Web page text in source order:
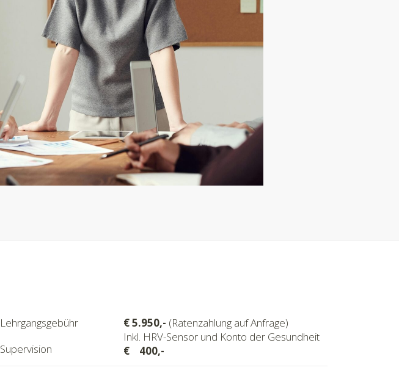
Lehrgangsgebühr
Supervision
€ 5.950,- (Ratenzahlung auf Anfrage)
Inkl. HRV-Sensor und Konto der Gesundheit
€ 400,-